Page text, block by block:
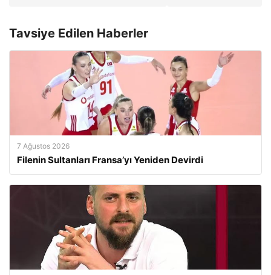
Tavsiye Edilen Haberler
7 Ağustos 2026
Filenin Sultanları Fransa’yı Yeniden Devirdi